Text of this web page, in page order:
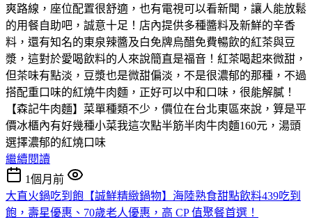
爽路線，座位配置很舒適，也有電視可以看新聞，讓人能放鬆
的用餐自助吧，誠意十足！店內提供多種醬料及新鮮的辛香
料，還有知名的東泉辣醬及白免牌烏醋免費暢飲的紅茶與豆
漿，這對於愛喝飲料的人來說簡直是福音！紅茶喝起來微甜，
但茶味有點淡，豆漿也是微甜偏淡，不是很濃郁的那種，不過
搭配重口味的紅燒牛肉麵，正好可以中和口味，很能解膩！
【森記牛肉麵】菜單種類不少，價位在台北東區來說，算是平
價冰櫃內有好幾種小菜我這次點半筋半肉牛肉麵160元，湯頭
選擇濃郁的紅燒口味
繼續閱讀
1個月前
大直火鍋吃到飽【誠鮮精緻鍋物】海陸熟食甜點飲料439吃到
飽，壽星優惠、70歲老人優惠，高 CP 值聚餐首選！